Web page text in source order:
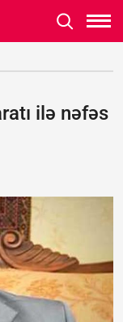
ilə nəfəs